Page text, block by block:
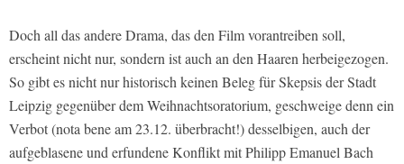
Doch all das andere Drama, das den Film vorantreiben soll,
erscheint nicht nur, sondern ist auch an den Haaren herbeigezogen.
So gibt es nicht nur historisch keinen Beleg für Skepsis der Stadt
Leipzig gegenüber dem Weihnachtsoratorium, geschweige denn ein
Verbot (nota bene am 23.12. überbracht!) desselbigen, auch der
aufgeblasene und erfundene Konflikt mit Philipp Emanuel Bach